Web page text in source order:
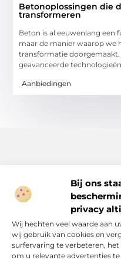
Bij ons
privacy
Wij hechten veel waarde aan
wij gebruik van cookies en
surfervaring te verbeteren,
om u relevante advertenties
Betonoplossingen die
transformeren
Beton is al eeuwenlang een
maar de manier waarop we
transformatie
geavanceerde technologieën,
Aanbiedingen
Inspiratie, tips en
Ontdek een breed scala
leven verrijken, van
Bericht categorie